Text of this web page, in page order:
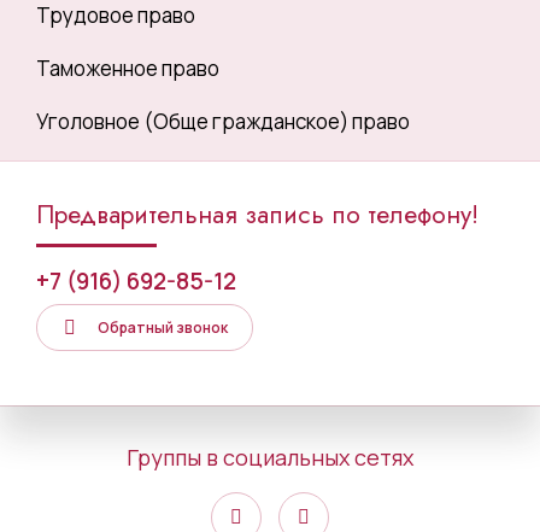
Трудовое право
Таможенное право
Уголовное (Обще гражданское) право
Предварительная запись по телефону!
+7 (916) 692-85-12
Обратный звонок
Группы в социальных сетях